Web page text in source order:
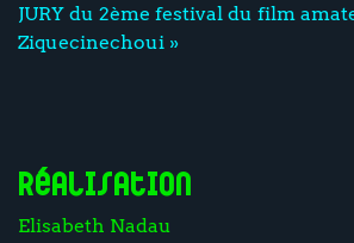
JURY du 2ème festival du film
Ziquecinechoui »
Réalisation
Elisabeth Nadau